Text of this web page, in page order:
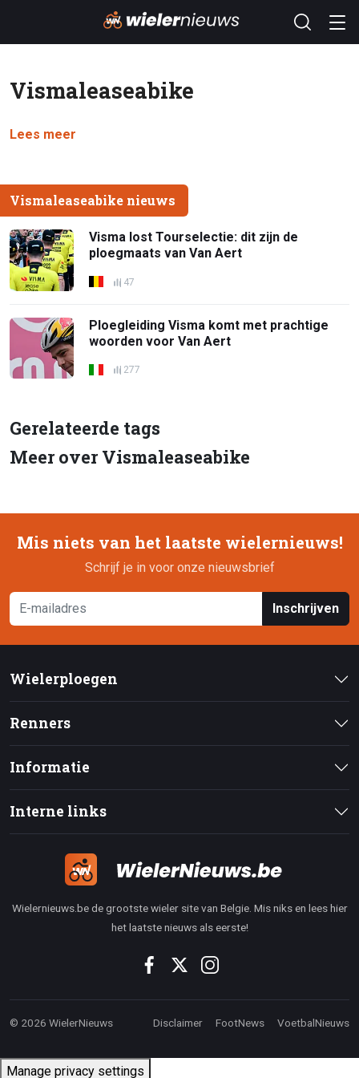
Vismaleaseabike
Lees meer
Vismaleaseabike nieuws
Visma lost Tourselectie: dit zijn de
ploegmaats van Van Aert
47
Ploegleiding Visma komt met prachtige
woorden voor Van Aert
277
Gerelateerde tags
Meer over Vismaleaseabike
Mis niets van het laatste wielernieuws!
Schrijf je in voor onze nieuwsbrief
Inschrijven
Wielerploegen
Renners
Informatie
Interne links
Wielernieuws.be de grootste wieler site van Belgie. Mis niks en lees hier
het laatste nieuws als eerste!
© 2026 WielerNieuws Disclaimer FootNews VoetbalNieuws
Manage privacy settings